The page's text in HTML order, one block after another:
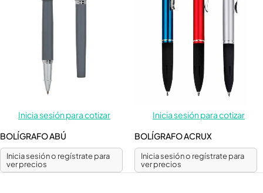
Inicia sesión para cotizar
BOLÍGRAFO ABÚ
Inicia sesión o regístrate para
ver precios
Inicia sesión para cotizar
BOLÍGRAFO ACRUX
Inicia sesión o regístrate para
ver precios